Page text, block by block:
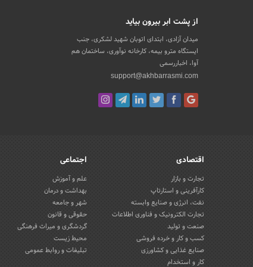
از پشت ابر بیرون بیاید
میدان آزادی، ابتدای اتوبان شهید لشکری، جنب
ایستگاه مترو بیمه، کارخانه نوآوری، ساختمان هم
آوا، اخباررسمی
support@akhbarrasmi.com
اقتصادی
تجارت و بازار
کارآفرینی و استارتاپ
نفت، انرژی و صنایع وابسته
تجارت الکترونیک و فناوری اطلاعات
صنعت و تولید
کسب و کار و خرده فروشی
صنایع غذایی و کشاورزی
کار و استخدام
اجتماعی
علم و آموزش
بهداشت و درمان
شهر و جامعه
حقوقی و قانون
گردشگری و میراث فرهنگی
محیط زیست
تبلیغات و روابط عمومی